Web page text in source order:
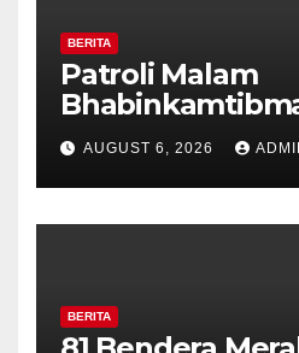
BERITA
Patroli Malam
Pilar Kelurahan
Perkuat
Diajak Aktifkan
AUGUST 6, 2026
BERITA